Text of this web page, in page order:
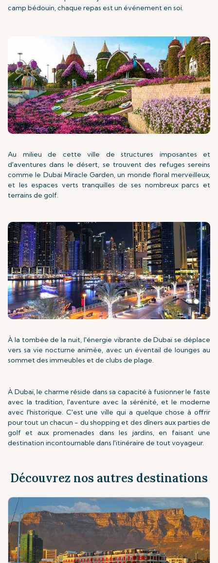
camp bédouin, chaque repas est un événement en soi.
Au milieu de cette ville de structures imposantes et
d'aventures dans le désert, se trouvent des refuges sereins
comme le Dubai Miracle Garden, un monde floral merveilleux,
et les espaces verts tranquilles de ses nombreux parcs et
terrains de golf.
À la tombée de la nuit, l'énergie vibrante de Dubaï se déplace
vers sa vie nocturne animée, avec un éventail de lounges au
sommet des immeubles et de clubs de plage.
À Dubaï, le charme réside dans sa capacité à fusionner le faste
avec la tradition, l'aventure avec la sérénité, et le moderne
avec l'historique. C'est une ville qui a quelque chose à offrir
pour tout un chacun - du shopping et des dîners aux parties de
golf et aux promenades dans les jardins, en faisant une
destination incontournable dans l'itinéraire de tout voyageur.
Découvrez nos autres destinations